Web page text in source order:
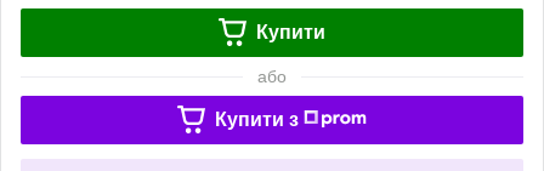
Купити
або
Купити з